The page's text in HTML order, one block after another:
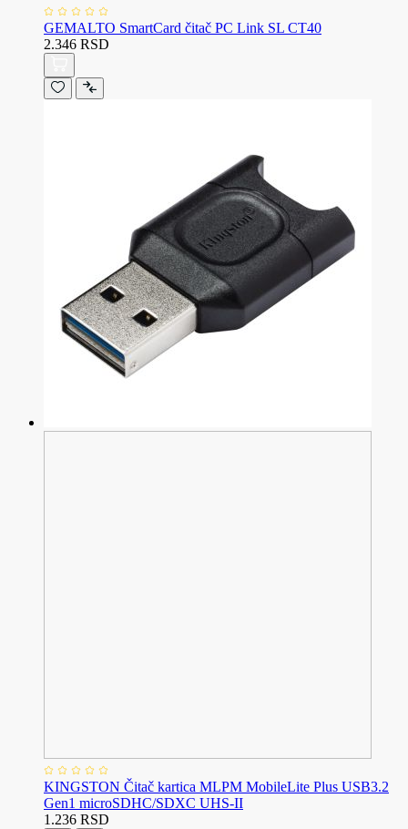
GEMALTO SmartCard čitač PC Link SL CT40
2.346 RSD
KINGSTON Čitač kartica MLPM MobileLite Plus USB3.2
Gen1 microSDHC/SDXC UHS-II
1.236 RSD